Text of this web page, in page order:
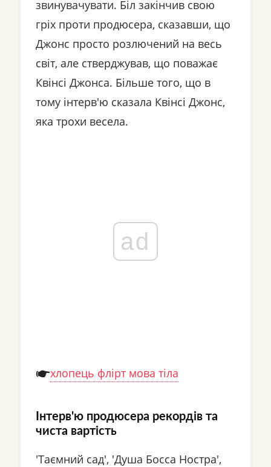
звинувачувати. Біл закінчив свою
гріх проти продюсера, сказавши, що
Джонс просто розлючений на весь
світ, але стверджував, що поважає
Квінсі Джонса. Більше того, що в
тому інтерв'ю сказала Квінсі Джонс,
яка трохи весела.
ad
хлопець флірт мова тіла
Інтерв'ю продюсера рекордів та
чиста вартість
'Таємний сад', 'Душа Босса Ностра',